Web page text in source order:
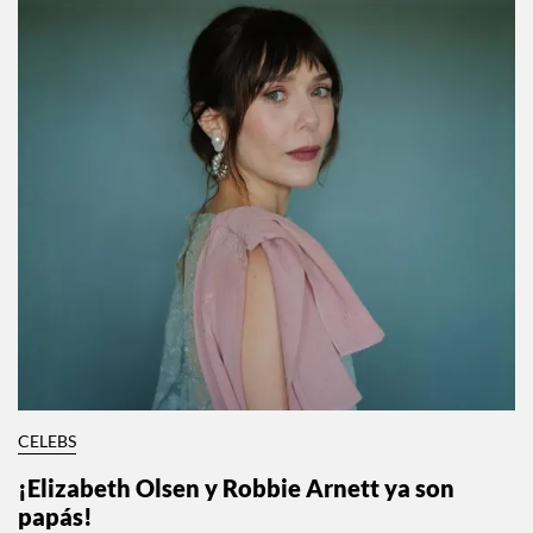
CELEBS
¡Elizabeth Olsen y Robbie Arnett ya son
papás!